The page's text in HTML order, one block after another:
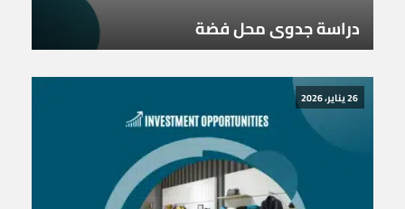
دراسة جدوى محل فضة
26 يناير، 2026